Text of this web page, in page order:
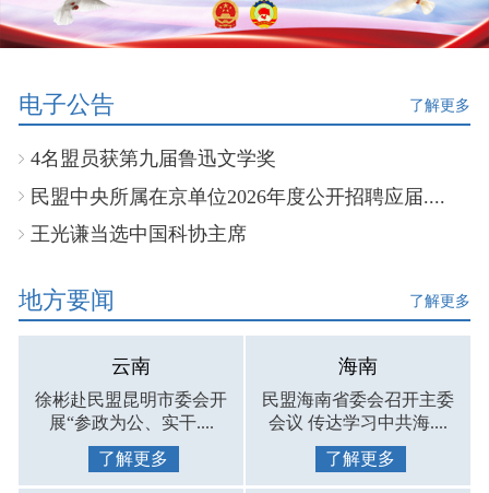
电子公告 了解更多
4名盟员获第九届鲁迅文学奖
民盟中央所属在京单位2026年度公开招聘应届....
王光谦当选中国科协主席
地方要闻 了解更多
云南
徐彬赴民盟昆明市委会开
展“参政为公、实干....
了解更多
海南
民盟海南省委会召开主委
会议 传达学习中共海....
了解更多